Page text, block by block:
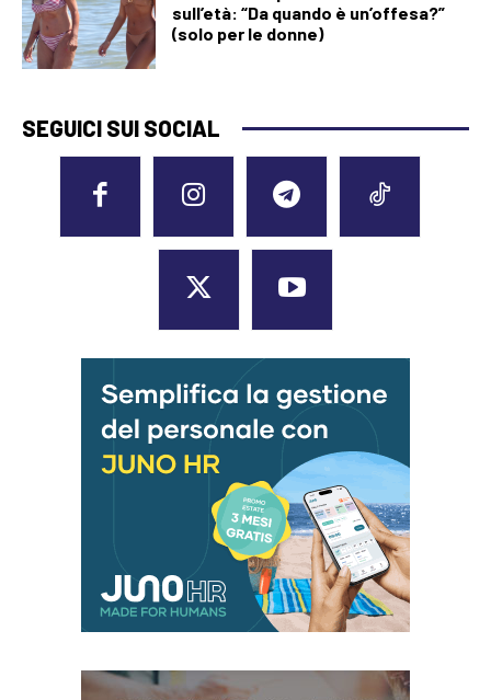
sull’età: “Da quando è un’offesa?”
(solo per le donne)
SEGUICI SUI SOCIAL